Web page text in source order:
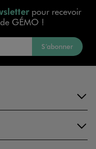
pour recevoir
GÉMO !
S’abonner